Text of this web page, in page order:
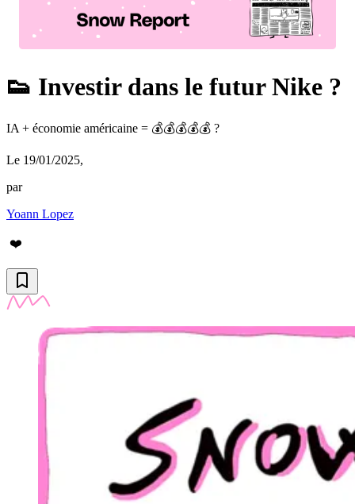
👟 Investir dans le futur Nike ?
IA + économie américaine = 💰💰💰💰💰 ?
Le 19/01/2025,
par
Yoann Lopez
❤️